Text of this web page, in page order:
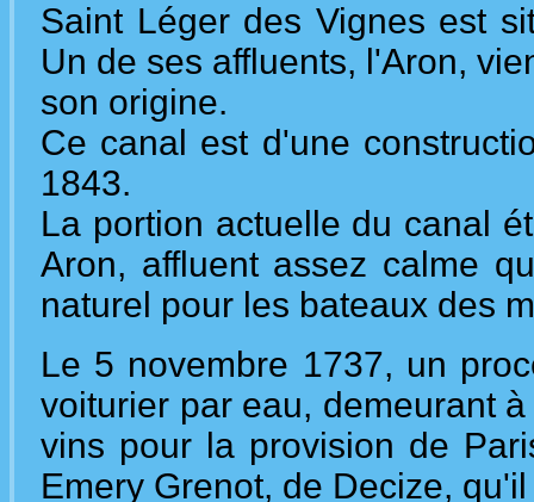
Saint Léger des Vignes est
Un de ses affluents, l'Aron,
son origine.
Ce canal est d'une
1843.
La portion actuelle du canal
Aron, affluent assez calme
naturel pour les bateaux des
Le 5 novembre 1737, un
voiturier par eau, demeurant
vins pour la provision de
Emery Grenot, de Decize,